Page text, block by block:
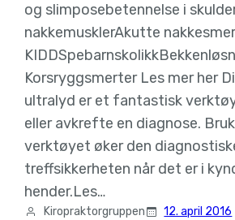
og slimposebetennelse i
nakkemusklerAkutte
Korsryggsmerter Les mer her
ultralyd er et fantastisk
eller avkrefte en diagnose.
verktøyet øker den
treffsikkerheten når det er i
hender.Les…
Kiropraktorgruppen
12. april 2016